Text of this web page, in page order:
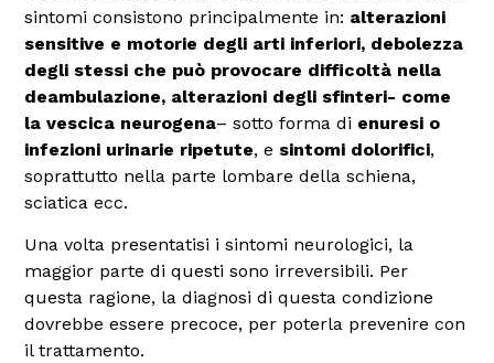
sintomi consistono principalmente in: alterazioni
sensitive e motorie degli arti inferiori, debolezza
degli stessi che può provocare difficoltà nella
deambulazione, alterazioni degli sfinteri- come
la vescica neurogena– sotto forma di enuresi o
infezioni urinarie ripetute, e sintomi dolorifici,
soprattutto nella parte lombare della schiena,
sciatica ecc.
Una volta presentatisi i sintomi neurologici, la
maggior parte di questi sono irreversibili. Per
questa ragione, la diagnosi di questa condizione
dovrebbe essere precoce, per poterla prevenire con
il trattamento.